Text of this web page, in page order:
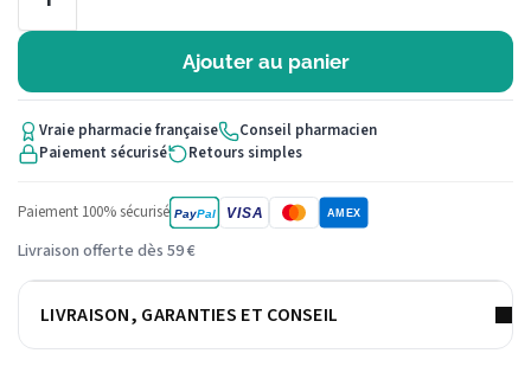
Ajouter au panier
Vraie pharmacie française
Conseil pharmacien
Paiement sécurisé
Retours simples
Paiement 100% sécurisé PayPal VISA AMEX
Livraison offerte dès 59 €
LIVRAISON, GARANTIES ET CONSEIL